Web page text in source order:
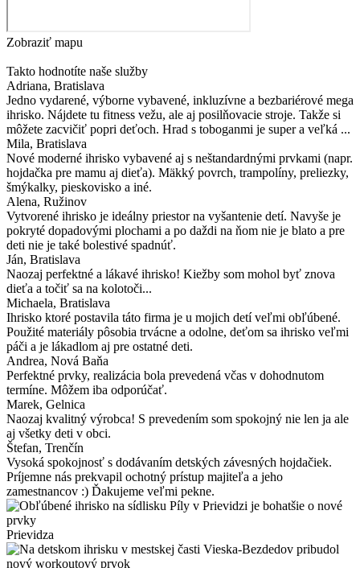
Zobraziť mapu
Takto hodnotíte naše služby
Adriana, Bratislava
Jedno vydarené, výborne vybavené, inkluzívne a bezbariérové mega
ihrisko. Nájdete tu fitness vežu, ale aj posilňovacie stroje. Takže si
môžete zacvičiť popri deťoch. Hrad s toboganmi je super a veľká ...
Mila, Bratislava
Nové moderné ihrisko vybavené aj s neštandardnými prvkami (napr.
hojdačka pre mamu aj dieťa). Mäkký povrch, trampolíny, preliezky,
šmýkalky, pieskovisko a iné.
Alena, Ružinov
Vytvorené ihrisko je ideálny priestor na vyšantenie detí. Navyše je
pokryté dopadovými plochami a po daždi na ňom nie je blato a pre
deti nie je také bolestivé spadnúť.
Ján, Bratislava
Naozaj perfektné a lákavé ihrisko! Kiežby som mohol byť znova
dieťa a točiť sa na kolotoči...
Michaela, Bratislava
Ihrisko ktoré postavila táto firma je u mojich detí veľmi obľúbené.
Použité materiály pôsobia trvácne a odolne, deťom sa ihrisko veľmi
páči a je lákadlom aj pre ostatné deti.
Andrea, Nová Baňa
Perfektné prvky, realizácia bola prevedená včas v dohodnutom
termíne. Môžem iba odporúčať.
Marek, Gelnica
Naozaj kvalitný výrobca! S prevedením som spokojný nie len ja ale
aj všetky deti v obci.
Štefan, Trenčín
Vysoká spokojnosť s dodávaním detských závesných hojdačiek.
Príjemne nás prekvapil ochotný prístup majiteľa a jeho
zamestnancov :) Ďakujeme veľmi pekne.
Prievidza